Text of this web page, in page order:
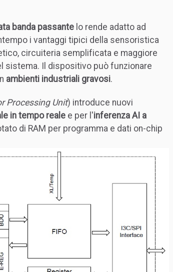
banda passante lo rende adatto ad
i vantaggi tipici della sensoristica
circuiteria semplificata e maggiore
sistema. Il dispositivo può funzionare
ambienti industriali gravosi.
Processing Unit) introduce nuovi
in tempo reale e per l'inferenza AI a
di RAM per programma e dati on-chip